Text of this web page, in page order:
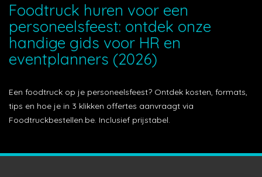
Foodtruck huren voor een
personeelsfeest: ontdek onze
handige gids voor HR en
eventplanners (2026)
Een foodtruck op je personeelsfeest? Ontdek kosten, formats,
tips en hoe je in 3 klikken offertes aanvraagt via
Foodtruckbestellen.be. Inclusief prijstabel.